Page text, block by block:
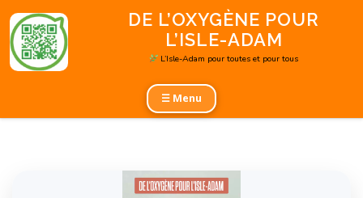
au
contenu
DE L’OXYGÈNE POUR
L’ISLE-ADAM
L’Isle-Adam pour toutes et pour tous
☰ Menu